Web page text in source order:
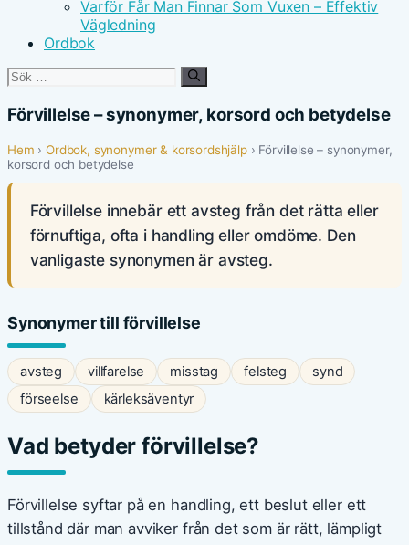
Varför Får Man Finnar Som Vuxen – Effektiv
Vägledning
Ordbok
Sök
Förvillelse – synonymer, korsord och betydelse
Hem ›Ordbok, synonymer & korsordshjälp› Förvillelse – synonymer,
korsord och betydelse
Förvillelse innebär ett avsteg från det rätta eller
förnuftiga, ofta i handling eller omdöme. Den
vanligaste synonymen är avsteg.
Synonymer till förvillelse
avsteg villfarelse misstag felsteg
synd
förseelse
kärleksäventyr
Vad betyder förvillelse?
Förvillelse syftar på en handling, ett beslut eller ett
tillstånd där man avviker från det som är rätt, lämpligt